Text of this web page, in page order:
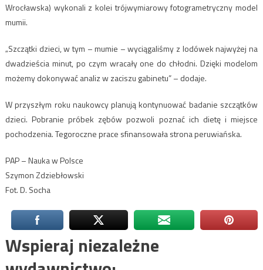
Wrocławska) wykonali z kolei trójwymiarowy fotogrametryczny model
mumii.
„Szczątki dzieci, w tym – mumie – wyciągaliśmy z lodówek najwyżej na
dwadzieścia minut, po czym wracały one do chłodni. Dzięki modelom
możemy dokonywać analiz w zaciszu gabinetu” – dodaje.
W przyszłym roku naukowcy planują kontynuować badanie szczątków
dzieci. Pobranie próbek zębów pozwoli poznać ich dietę i miejsce
pochodzenia. Tegoroczne prace sfinansowała strona peruwiańska.
PAP – Nauka w Polsce
Szymon Zdziebłowski
Fot. D. Socha
Wspieraj niezależne